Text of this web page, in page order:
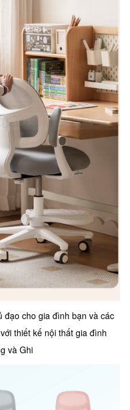
đạo cho gia đình bạn và các
thiết kế nội thất gia đình
và Ghi